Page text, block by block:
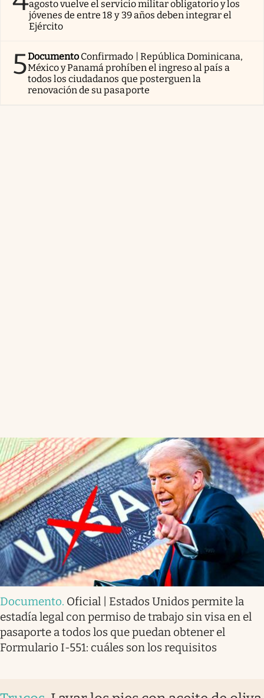
agosto vuelve el servicio militar obligatorio y los
jóvenes de entre 18 y 39 años deben integrar el
Ejército
5Documento Confirmado | República Dominicana,
México y Panamá prohíben el ingreso al país a
todos los ciudadanos que posterguen la
renovación de su pasaporte
Documento. Oficial | Estados Unidos permite la
estadía legal con permiso de trabajo sin visa en el
pasaporte a todos los que puedan obtener el
Formulario I-551: cuáles son los requisitos